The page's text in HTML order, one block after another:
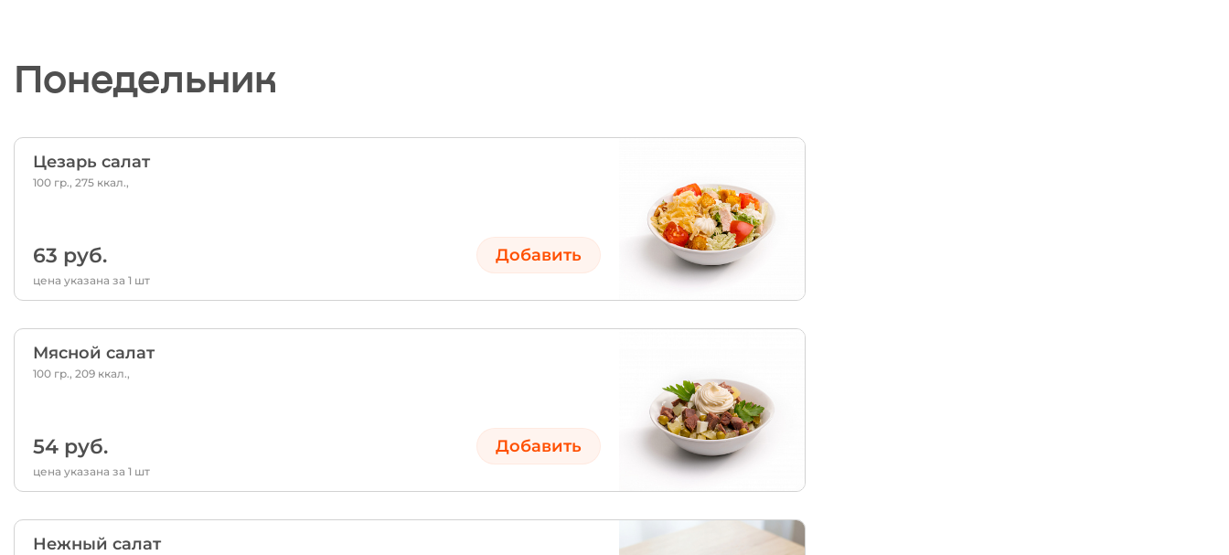
Понедельник
Цезарь салат
100 гр., 275 ккал.,
63 руб. Добавить
цена указана за 1 шт
Мясной салат
100 гр., 209 ккал.,
54 руб. Добавить
цена указана за 1 шт
Нежный салат